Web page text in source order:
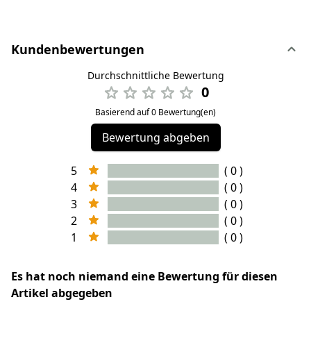
Kundenbewertungen
Durchschnittliche Bewertung
0
Basierend auf 0 Bewertung(en)
Bewertung abgeben
5
( 0 )
4
( 0 )
3
( 0 )
2
( 0 )
1
( 0 )
Es hat noch niemand eine Bewertung für diesen
Artikel abgegeben